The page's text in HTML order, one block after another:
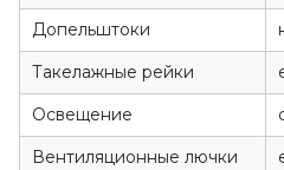
Допельштоки
Такелажные рейки
Освещение
Вентиляционные лючки